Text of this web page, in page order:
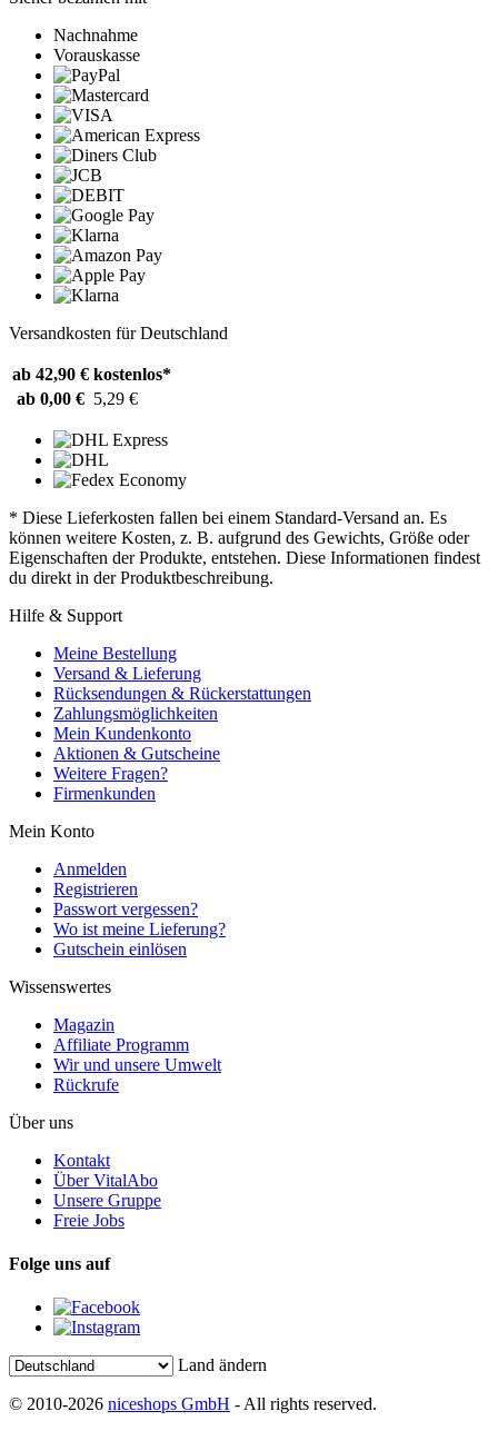
Nachnahme
Vorauskasse
Versandkosten für Deutschland
ab 42,90 € kostenlos*
ab 0,00 € 5,29 €
* Diese Lieferkosten fallen bei einem Standard-Versand an. Es
können weitere Kosten, z. B. aufgrund des Gewichts, Größe oder
Eigenschaften der Produkte, entstehen. Diese Informationen findest
du direkt in der Produktbeschreibung.
Hilfe & Support
Meine Bestellung
Versand & Lieferung
Rücksendungen & Rückerstattungen
Zahlungsmöglichkeiten
Mein Kundenkonto
Aktionen & Gutscheine
Weitere Fragen?
Firmenkunden
Mein Konto
Anmelden
Registrieren
Passwort vergessen?
Wo ist meine Lieferung?
Gutschein einlösen
Wissenswertes
Magazin
Affiliate Programm
Wir und unsere Umwelt
Rückrufe
Über uns
Kontakt
Über VitalAbo
Unsere Gruppe
Freie Jobs
Folge uns auf
Land ändern
© 2010-2026 niceshops GmbH - All rights reserved.